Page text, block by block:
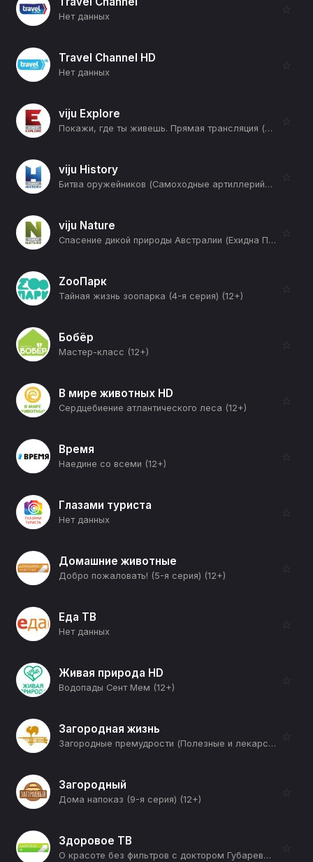
Нет данных
☆
Travel Channel HD
Нет данных
☆
viju Explore
Покажи, где ты живешь. Прямая трансляция (Мананг, Непал) (12+)
☆
viju History
Битва оружейников (Самоходные артиллерийские установки. 2С7 "Пион" против М110) (12+)
☆
viju Nature
Спасение дикой природы Австралии (Ехидна Пэтси) (12+)
☆
ZooПарк
Тайная жизнь зоопарка (4-я серия) (12+)
☆
Бобёр
Мастер-класс (12+)
☆
В мире животных HD
Сердцебиение атлантического леса (12+)
☆
Время
Наедине со всеми (12+)
☆
Глазами туриста
Нет данных
☆
Домашние животные
Добро пожаловать! (5-я серия) (12+)
☆
Еда ТВ
Нет данных
☆
Живая природа HD
Водопады Сент Мем (12+)
☆
Загородная жизнь
Загородные премудрости (Полезные и лекарственные растения) (12+)
☆
Загородный
Дома напоказ (9-я серия) (12+)
☆
Здоровое ТВ
О красоте без фильтров с доктором Губаревой (Коллаген в продуктах) (12+)
☆